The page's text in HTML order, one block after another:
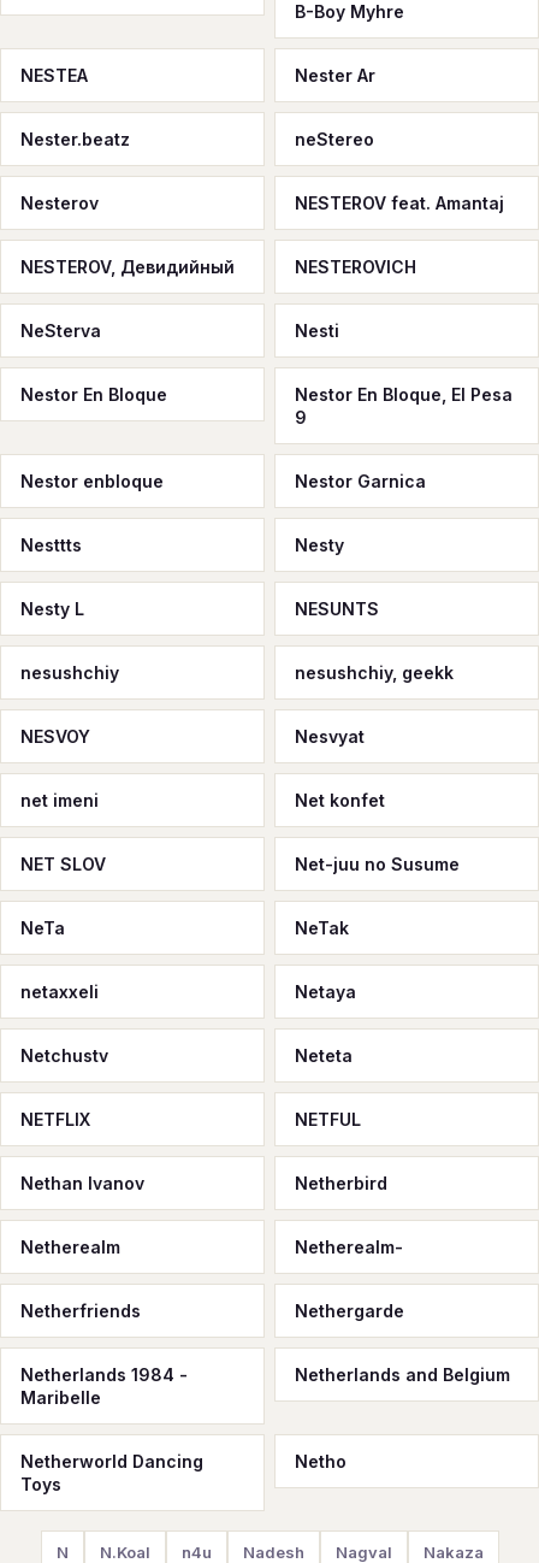
B-Boy Myhre
NESTEA Nester Ar
Nester.beatz neStereo
Nesterov NESTEROV feat. Amantaj
NESTEROV, Девидийный NESTEROVICH
NeSterva Nesti
Nestor En Bloque
Nestor En Bloque, El Pesa
9
Nestor enbloque Nestor Garnica
Nesttts Nesty
Nesty L NESUNTS
nesushchiy nesushchiy, geekk
NESVOY Nesvyat
net imeni Net konfet
NET SLOV Net-juu no Susume
NeTa NeTak
netaxxeli Netaya
Netchustv Neteta
NETFLIX NETFUL
Nethan Ivanov Netherbird
Netherealm Netherealm-
Netherfriends Nethergarde
Netherlands 1984 -
Maribelle
Netherlands and Belgium
Netherworld Dancing
Toys
Netho
N N.Koal n4u Nadesh Nagval Nakaza